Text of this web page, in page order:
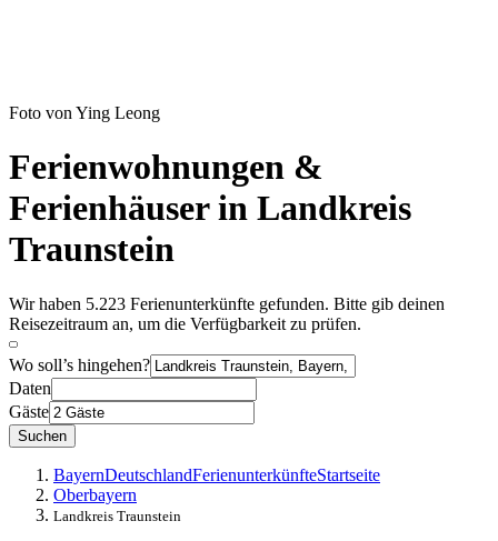
Foto von Ying Leong
Ferienwohnungen &
Ferienhäuser in Landkreis
Traunstein
Wir haben 5.223 Ferienunterkünfte gefunden. Bitte gib deinen
Reisezeitraum an, um die Verfügbarkeit zu prüfen.
Wo soll’s hingehen?
Daten
Gäste
Suchen
BayernDeutschlandFerienunterkünfteStartseite
Oberbayern
Landkreis Traunstein